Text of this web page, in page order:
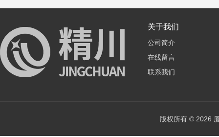
关于我们
公司简介
在线留言
联系我们
版权所有 © 2026